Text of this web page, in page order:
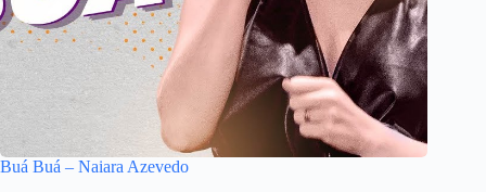
Buá Buá – Naiara Azevedo